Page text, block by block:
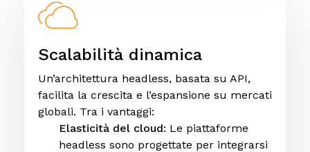
Scalabilità dinamica
Un’architettura headless, basata su API,
facilita la crescita e l’espansione su mercati
globali. Tra i vantaggi:
Elasticità del cloud: Le piattaforme
headless sono progettate per integrarsi